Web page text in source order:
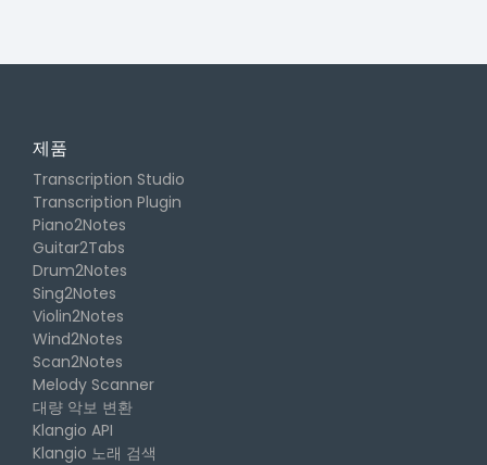
제품
Transcription Studio
Transcription Plugin
Piano2Notes
Guitar2Tabs
Drum2Notes
Sing2Notes
Violin2Notes
Wind2Notes
Scan2Notes
Melody Scanner
대량 악보 변환
Klangio API
Klangio 노래 검색